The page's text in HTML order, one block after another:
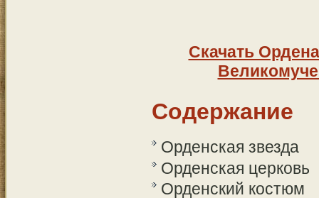
Скачать
Содержание
Орденская звезда
Орденская церковь
Орденский костюм